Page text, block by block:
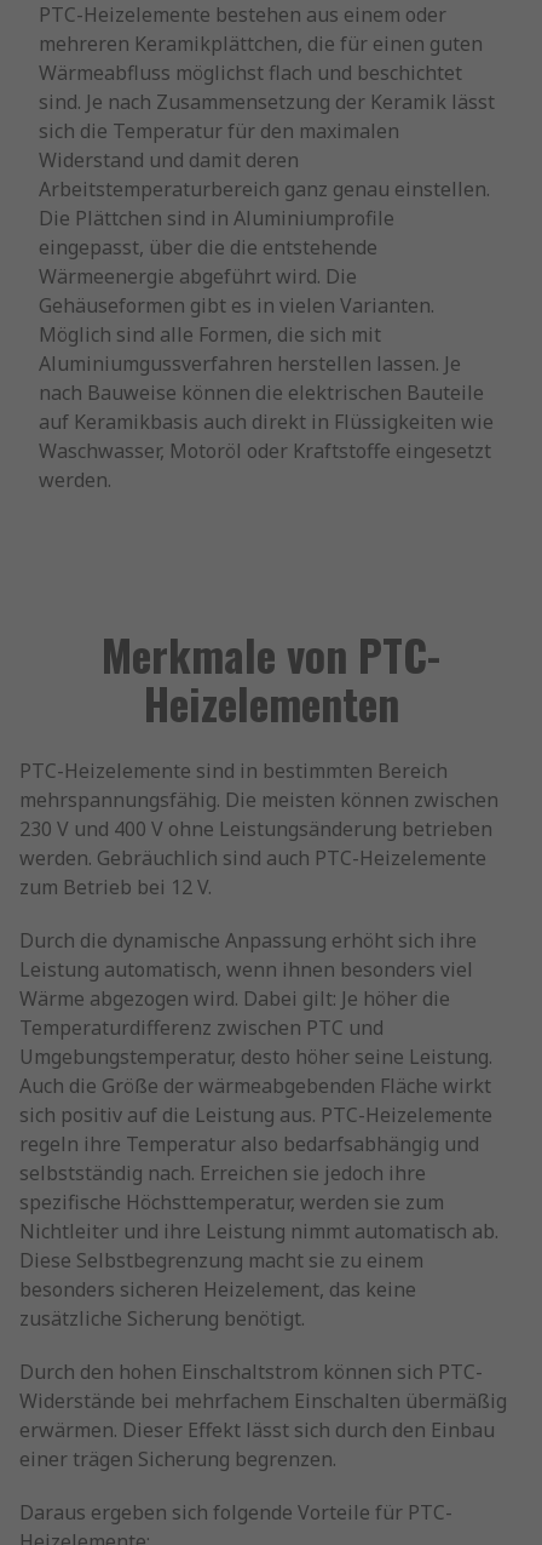
PTC-Heizelemente bestehen aus einem oder
mehreren Keramikplättchen, die für einen guten
Wärmeabfluss möglichst flach und beschichtet
sind. Je nach Zusammensetzung der Keramik lässt
sich die Temperatur für den maximalen
Widerstand und damit deren
Arbeitstemperaturbereich ganz genau einstellen.
Die Plättchen sind in Aluminiumprofile
eingepasst, über die die entstehende
Wärmeenergie abgeführt wird. Die
Gehäuseformen gibt es in vielen Varianten.
Möglich sind alle Formen, die sich mit
Aluminiumgussverfahren herstellen lassen. Je
nach Bauweise können die elektrischen Bauteile
auf Keramikbasis auch direkt in Flüssigkeiten wie
Waschwasser, Motoröl oder Kraftstoffe eingesetzt
werden.
Merkmale von PTC-
Heizelementen
PTC-Heizelemente sind in bestimmten Bereich
mehrspannungsfähig. Die meisten können zwischen
230 V und 400 V ohne Leistungsänderung betrieben
werden. Gebräuchlich sind auch PTC-Heizelemente
zum Betrieb bei 12 V.
Durch die dynamische Anpassung erhöht sich ihre
Leistung automatisch, wenn ihnen besonders viel
Wärme abgezogen wird. Dabei gilt: Je höher die
Temperaturdifferenz zwischen PTC und
Umgebungstemperatur, desto höher seine Leistung.
Auch die Größe der wärmeabgebenden Fläche wirkt
sich positiv auf die Leistung aus. PTC-Heizelemente
regeln ihre Temperatur also bedarfsabhängig und
selbstständig nach. Erreichen sie jedoch ihre
spezifische Höchsttemperatur, werden sie zum
Nichtleiter und ihre Leistung nimmt automatisch ab.
Diese Selbstbegrenzung macht sie zu einem
besonders sicheren Heizelement, das keine
zusätzliche Sicherung benötigt.
Durch den hohen Einschaltstrom können sich PTC-
Widerstände bei mehrfachem Einschalten übermäßig
erwärmen. Dieser Effekt lässt sich durch den Einbau
einer trägen Sicherung begrenzen.
Daraus ergeben sich folgende Vorteile für PTC-